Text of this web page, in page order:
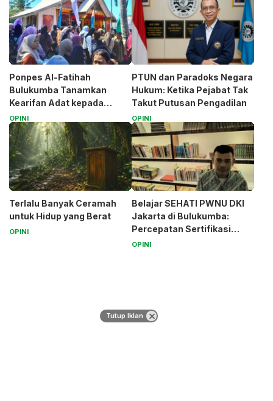
Ponpes Al-Fatihah
Bulukumba Tanamkan
Kearifan Adat kepada
Santri (Bagian 1)
OPINI
PTUN dan Paradoks Negara
Hukum: Ketika Pejabat Tak
Takut Putusan Pengadilan
OPINI
Terlalu Banyak Ceramah
untuk Hidup yang Berat
OPINI
Belajar SEHATI PWNU DKI
Jakarta di Bulukumba:
Percepatan Sertifikasi
Halal Bagi UMK
OPINI
Tutup Iklan